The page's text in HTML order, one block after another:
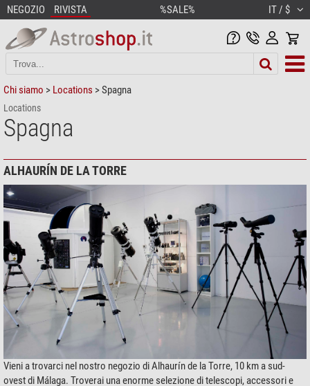
NEGOZIO RIVISTA %SALE% IT / $
Chi siamo > Locations > Spagna
Locations
Spagna
ALHAURÍN DE LA TORRE
Vieni a trovarci nel nostro negozio di Alhaurín de la Torre, 10 km a sud-
ovest di Málaga. Troverai una enorme selezione di telescopi, accessori e